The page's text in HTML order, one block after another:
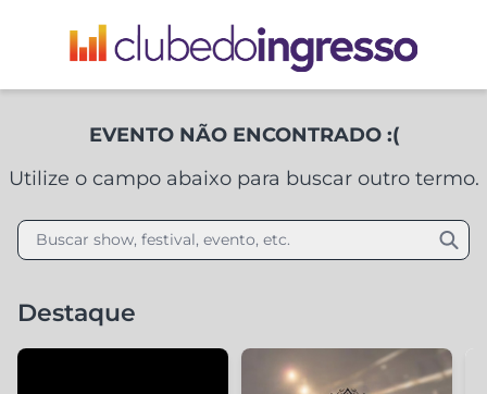
EVENTO NÃO ENCONTRADO :(
Utilize o campo abaixo para buscar outro termo.
Buscar show, festival, evento, etc.
Destaque